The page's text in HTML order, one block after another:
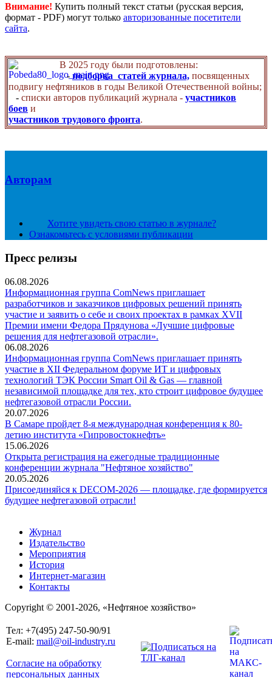
Внимание! Купить полный текст статьи (русская версия,
формат - PDF) могут только авторизованные посетители
сайта.
В 2025 году были подготовлены:
- подборка статей журнала, посвященных
подвигу нефтяников в годы Великой Отечественной войны;
- списки авторов публикаций журнала - участников
боев и
участников трудового фронта.
Авторам
Хотите увидеть свою статью в журнале?
Ознакомьтесь с условиями публикации
Пресс релизы
06.08.2026
Информационная группа ComNews приглашает
разработчиков и заказчиков цифровых решений принять
участие и заявить о себе и своих проектах в рамках XVII
Премии имени Федора Прядунова «Лучшие цифровые
решения для нефтегазовой отрасли».
06.08.2026
Информационная группа ComNews приглашает принять
участие в XII Федеральном форуме ИТ и цифровых
технологий ТЭК России Smart Oil & Gas — главной
независимой площадке для тех, кто строит цифровое будущее
нефтегазовой отрасли России.
20.07.2026
В Самаре пройдет 8-я международная конференция к 80-
летию института «Гипровостокнефть»
15.06.2026
Открыта регистрация на ежегодные традиционные
конференции журнала "Нефтяное хозяйство"
20.05.2026
Присоединяйся к DECOM-2026 — площадке, где формируется
будущее нефтегазовой отрасли!
Журнал
Издательство
Мероприятия
История
Интернет-магазин
Контакты
Copyright © 2001-2026, «Нефтяное хозяйство»
Тел: +7(495) 247-50-90/91
E-mail: mail@oil-industry.ru
Согласие на обработку
персональных данных